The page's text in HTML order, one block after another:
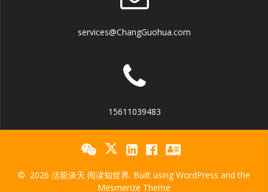
services@ChangGuohua.com
15611039483
© 2026 活龍谈天 阅读知世界. Built using WordPress and the
Mesmerize Theme